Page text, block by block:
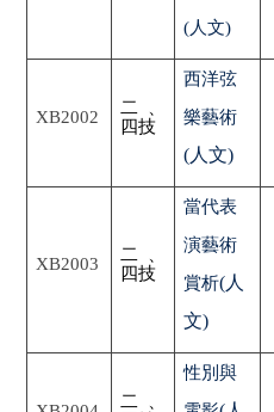
(人文)
XB2002
二、
四技
西洋弦
樂藝術
(人文)
XB2003
二、
四技
當代表
演藝術
賞析(人
文)
二、
性別與